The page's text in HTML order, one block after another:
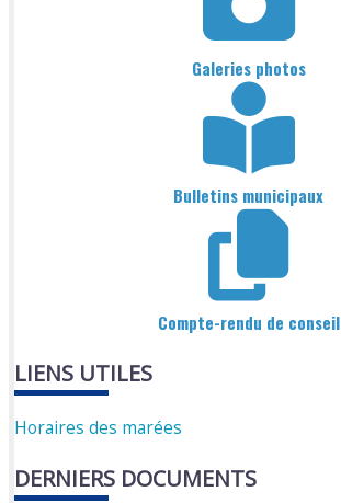
Galeries photos
Bulletins municipaux
Compte-rendu de conseil
LIENS UTILES
Horaires des marées
DERNIERS DOCUMENTS